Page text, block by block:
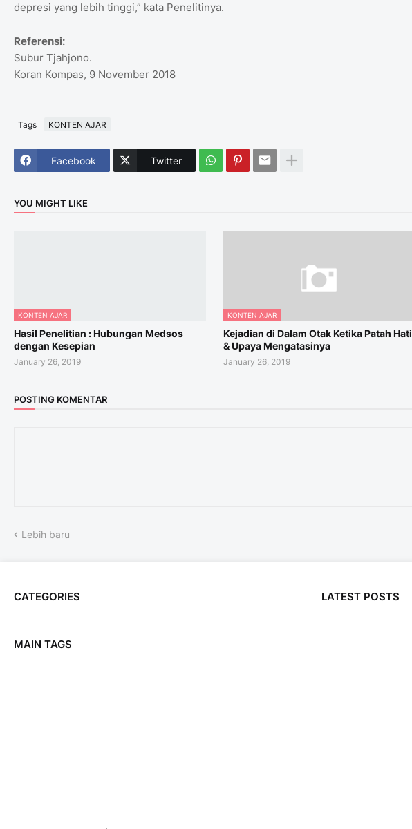
depresi yang lebih tinggi,” kata Penelitinya.
Referensi:
Subur Tjahjono.
Koran Kompas, 9 November 2018
Tags KONTEN AJAR
Facebook Twitter
YOU MIGHT LIKE
KONTEN AJAR
Hasil Penelitian : Hubungan Medsos
dengan Kesepian
January 26, 2019
KONTEN AJAR
Kejadian di Dalam Otak Ketika Patah Hati
& Upaya Mengatasinya
January 26, 2019
POSTING KOMENTAR
Lebih baru
CATEGORIES
MAIN TAGS
LATEST POSTS